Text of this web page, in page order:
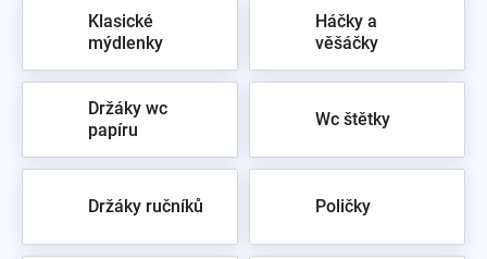
Klasické
mýdlenky
Háčky a
věšáčky
Držáky wc
papíru
Wc štětky
Držáky ručníků Poličky